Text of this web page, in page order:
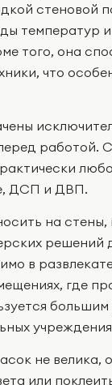
стеновой
температур
того, она
что
ДСП и ДВП.
на стены,
решений
в
где
не
или